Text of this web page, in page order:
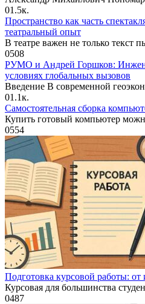
01.5к.
Пространство как часть
театральный опыт
В театре важен не только текст
0508
РУМО и Андрей Горшков:
условиях глобальных вызовов
Введение В современной
01.1к.
Самостоятельная сборка
Купить готовый компьютер
0554
Подготовка курсовой работы:
Курсовая для большинства
0487